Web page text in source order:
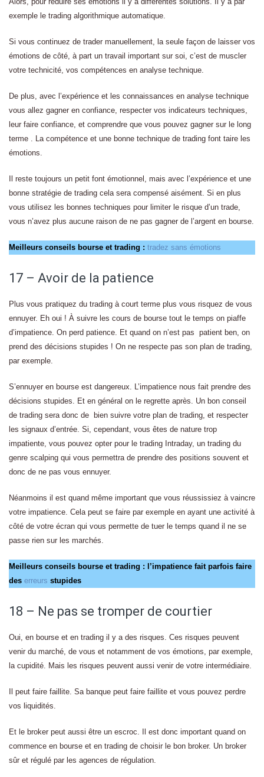
exemple le trading algorithmique automatique.
Si vous continuez de trader manuellement, la seule façon de laisser vos
émotions de côté, à part un travail important sur soi, c’est de muscler
votre technicité, vos compétences en analyse technique.
De plus, avec l’expérience et les connaissances en analyse technique
vous allez gagner en confiance, respecter vos indicateurs techniques,
leur faire confiance, et comprendre que vous pouvez gagner sur le long
terme . La compétence et une bonne technique de trading font taire les
émotions.
Il reste toujours un petit font émotionnel, mais avec l’expérience et une
bonne stratégie de trading cela sera compensé aisément. Si en plus
vous utilisez les bonnes techniques pour limiter le risque d’un trade,
vous n’avez plus aucune raison de ne pas gagner de l’argent en bourse.
Meilleurs conseils bourse et trading : tradez sans émotions
17 – Avoir de la patience
Plus vous pratiquez du trading à court terme plus vous risquez de vous
ennuyer. Eh oui ! À suivre les cours de bourse tout le temps on piaffe
d’impatience. On perd patience. Et quand on n’est pas patient ben, on
prend des décisions stupides ! On ne respecte pas son plan de trading,
par exemple.
S’ennuyer en bourse est dangereux. L’impatience nous fait prendre des
décisions stupides. Et en général on le regrette après. Un bon conseil
de trading sera donc de bien suivre votre plan de trading, et respecter
les signaux d’entrée. Si, cependant, vous êtes de nature trop
impatiente, vous pouvez opter pour le trading Intraday, un trading du
genre scalping qui vous permettra de prendre des positions souvent et
donc de ne pas vous ennuyer.
Néanmoins il est quand même important que vous réussissiez à vaincre
votre impatience. Cela peut se faire par exemple en ayant une activité à
côté de votre écran qui vous permette de tuer le temps quand il ne se
passe rien sur les marchés.
Meilleurs conseils bourse et trading : l’impatience fait parfois faire
des erreurs stupides
18 – Ne pas se tromper de courtier
Oui, en bourse et en trading il y a des risques. Ces risques peuvent
venir du marché, de vous et notamment de vos émotions, par exemple,
la cupidité. Mais les risques peuvent aussi venir de votre intermédiaire.
Il peut faire faillite. Sa banque peut faire faillite et vous pouvez perdre
vos liquidités.
Et le broker peut aussi être un escroc. Il est donc important quand on
commence en bourse et en trading de choisir le bon broker. Un broker
sûr et régulé par les agences de régulation.